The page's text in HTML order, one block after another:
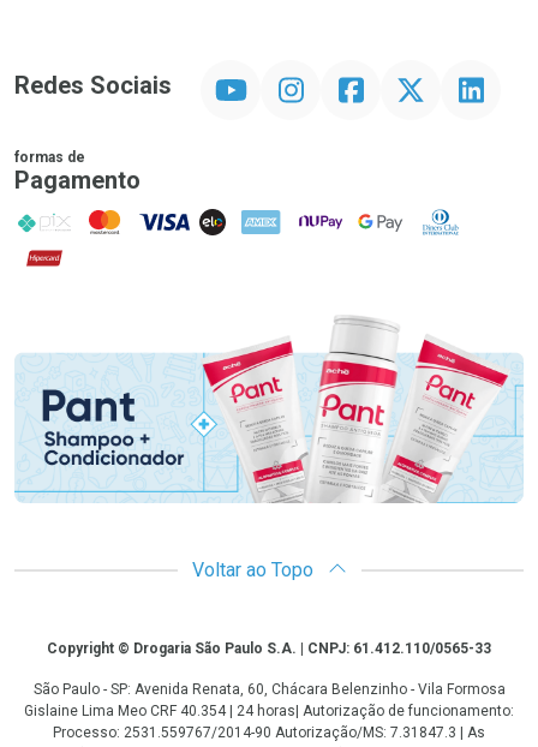
Redes Sociais InstagramFacebookTwitter Linkedin
formas de
Pagamento
PIX MasterCard
VISA ELO AMEX NuPay Google PayDiners Club
Hipercard
Voltar ao Topo
CopyrightCopyright © Drogaria São Paulo S.A. | CNPJ: 61.412.110/0565-33
São Paulo - SP: Avenida Renata, 60, Chácara Belenzinho - Vila Formosa
Gislaine Lima Meo CRF 40.354 | 24 horas| Autorização de funcionamento:
Processo: 2531.559767/2014-90 Autorização/MS: 7.31847.3 | As